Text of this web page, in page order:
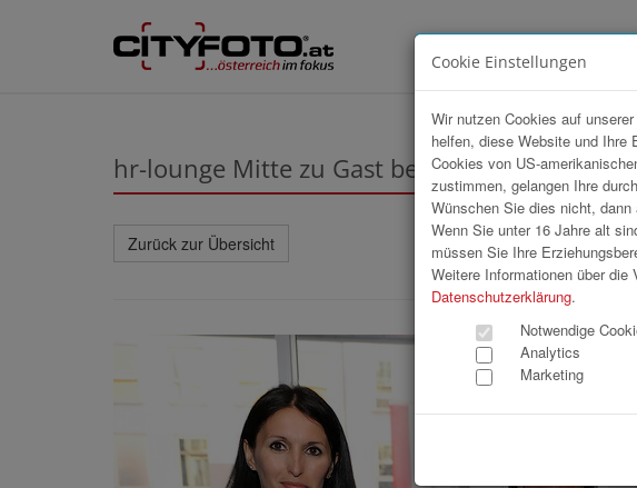
hr-lounge Mitte zu Gast bei Courtyard by
Zurück zur Übersicht
Cookie Einstellungen
Wir nutzen Cookies auf
helfen, diese Website und Ihre
Cookies von US-
zustimmen, gelangen Ihre
Wünschen Sie dies nicht,
Wenn Sie unter 16 Jahre alt
müssen Sie Ihre
Weitere Informationen über die
Datenschutzerklärung.
Notwendige
Analytics
Marketing